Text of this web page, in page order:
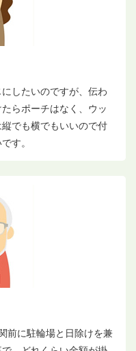
したいのですが、伝わ
らポーチはなく、ウッ
でも横でもいいので付
す。
前に駐輪場と日除けを兼